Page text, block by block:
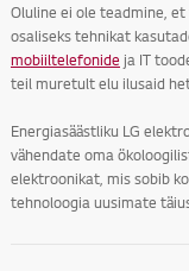
Oluline ei ole teadmine,
osaliseks tehnikat
mobiiltelefonide ja IT
teil muretult elu ilusaid
Energiasäästliku LG
vähendate oma
elektroonikat, mis sobib
tehnoloogia uusimate